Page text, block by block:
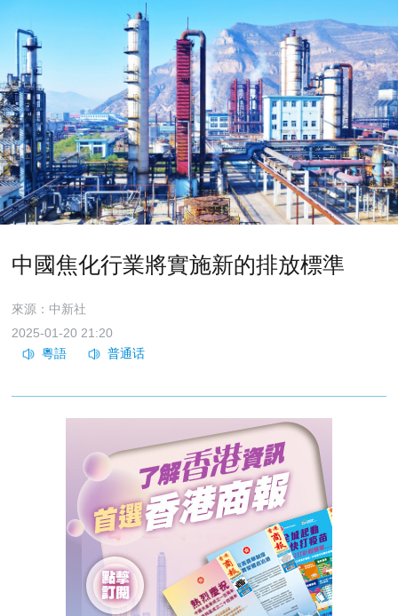
中國焦化行業將實施新的排放標準
來源：中新社
2025-01-20 21:20